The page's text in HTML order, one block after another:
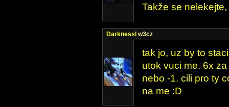
Takže se
DarknessI w3cz
tak jo, uz by to
utok vuci me. 6x
nebo -1. cili pro ty
na me :D